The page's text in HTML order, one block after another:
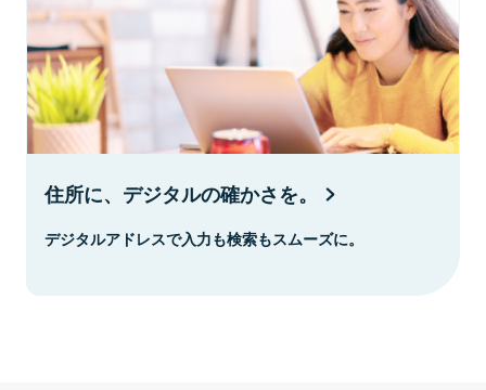
住所に、デジタルの確かさを。
デジタルアドレスで入力も検索もスムーズに。